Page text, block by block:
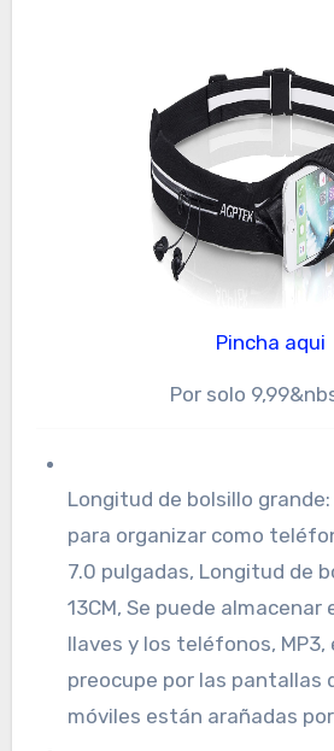
Pincha aqui
Por solo
Longitud de bolsillo
para organizar como
7.0 pulgadas, Longitud de
13CM, Se puede
llaves y los teléfonos, MP3,
preocupe por las pantallas
móviles están arañadas